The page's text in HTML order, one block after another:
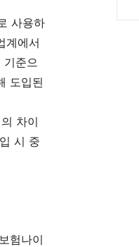
사용하
계에서
준으
도입된
차이
시 중
험나이